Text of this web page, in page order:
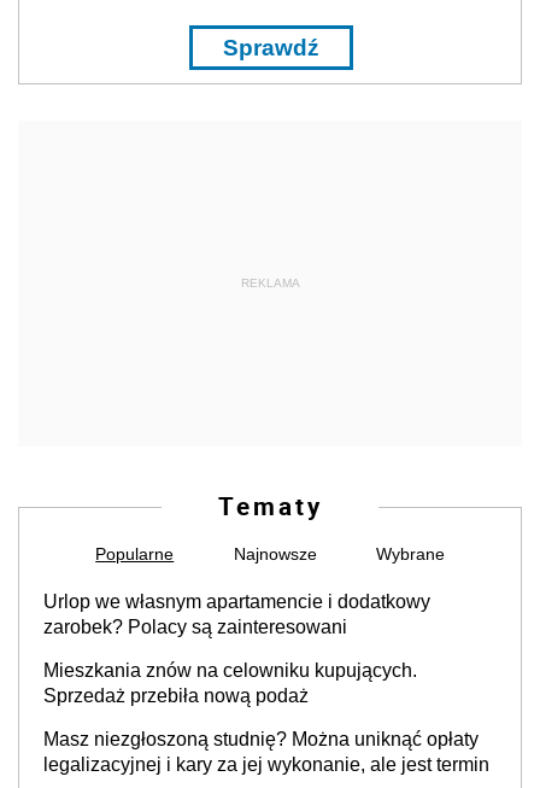
Sprawdź
REKLAMA
Tematy
Popularne Najnowsze Wybrane
Urlop we własnym apartamencie i dodatkowy
zarobek? Polacy są zainteresowani
Mieszkania znów na celowniku kupujących.
Sprzedaż przebiła nową podaż
Masz niezgłoszoną studnię? Można uniknąć opłaty
legalizacyjnej i kary za jej wykonanie, ale jest termin